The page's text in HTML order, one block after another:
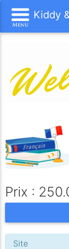
Kiddy
Prix :
Site